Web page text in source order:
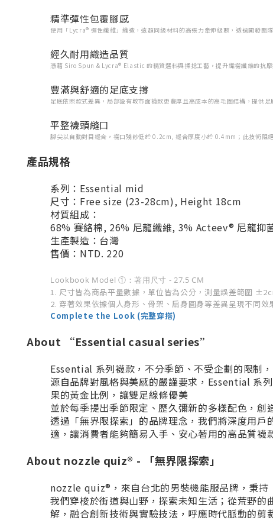
精準彈性包覆腳感
使用「Lycra® 彈性纖維」織造，遠超同級材料的高張力牽伸級數，透過開發
經久耐用織造品質
憑藉 Siro Spun & Lycra® Elastic 的精質選料與揉捻工藝，提升織襪纖維的抗
豐滿與舒適的足底支撐
足底依照款式差異，局部設有較市面襪款更豐厚且高成本的高毛圈結構，提供
平整襪頭縫口
腳尖以自動對目縫合，襪口殘紗低於 0.2cm, 縫合厚度小於 0.4mm；此技術阻
產品規格
系列：Essential mid
尺寸：Free size (23-28cm), Height 18cm
材質組成：
68% 賽絡棉, 26% 尼龍纖維, 3% Acteev® 尼龍抑
生產製造：台灣
售價：NTD. 220
Lookbook Model ①：著用尺寸 - 27.5 CM
1. 尺寸皆為商品平量數據，單位皆為公分，測量誤差範圍
2. 穿著效果依據個人身形、骨架、扁身圓身等差異呈現不同
Complete the Look (完整穿搭)
About “Essential casual series”
Essential 系列襪款，不分季節、不受企劃的限制
源自品牌對風格與美感的嚴謹要求，Essential 系
果的黃金比例，讓雙足線條優美
並於每季提出季節限定、歷久彌新的多樣配色，創
透過「無界限探索」的品牌理念，我們將深度用
適，讓消費者能夠簡易入手、安心著用的高品質襪
About nozzle quiz® - 「無界限探索」
nozzle quiz®，來自台北的男裝機能服品牌，秉持
我們穿梭於街道與山野，探索未知生活；從荒野
解，融合創新技術與實驗技法，呼應時代脈動的剪